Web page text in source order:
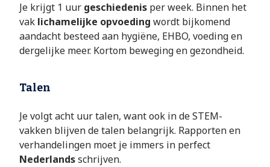
Je krijgt 1 uur geschiedenis per week. Binnen het
vak lichamelijke opvoeding wordt bijkomend
aandacht besteed aan hygiëne, EHBO, voeding en
dergelijke meer. Kortom beweging en gezondheid.
Talen
Je volgt acht uur talen, want ook in de STEM-
vakken blijven de talen belangrijk. Rapporten en
verhandelingen moet je immers in perfect
Nederlandsschrijven.